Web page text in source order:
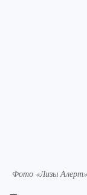
Фото «Лизы